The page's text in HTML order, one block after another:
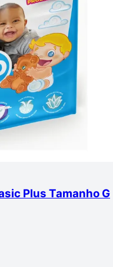
Plus Tamanho G